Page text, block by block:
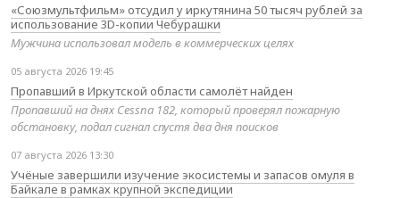
«Союзмультфильм» отсудил у иркутянина 50 тысяч рублей за
использование 3D-копии Чебурашки
Мужчина использовал модель в коммерческих целях
05 августа 2026 19:45
Пропавший в Иркутской области самолёт найден
Пропавший на днях Cessna 182, который проверял пожарную
обстановку, подал сигнал спустя два дня поисков
07 августа 2026 13:30
Учёные завершили изучение экосистемы и запасов омуля в
Байкале в рамках крупной экспедиции